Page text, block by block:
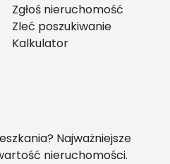
Zgłoś nieruchomość
Zleć poszukiwanie
Kalkulator
Najważniejsze
nieruchomości.